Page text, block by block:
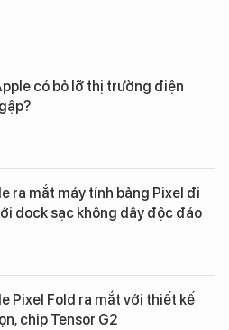
có bỏ lỡ thị trường điện
ra mắt máy tính bảng Pixel đi
dock sạc không dây độc đáo
Pixel Fold ra mắt với thiết kế
chip Tensor G2